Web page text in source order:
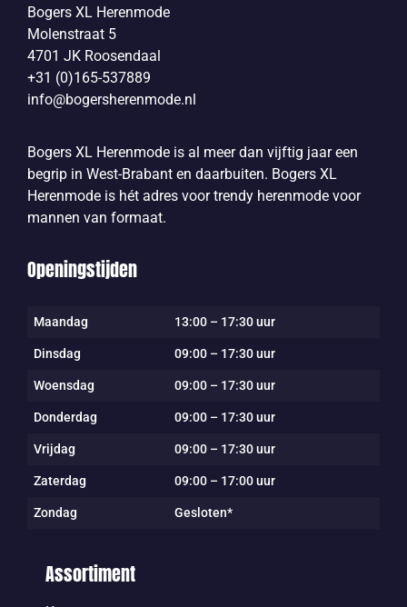
Bogers XL Herenmode
Molenstraat 5
4701 JK Roosendaal
+31 (0)165-537889
info@bogersherenmode.nl
Bogers XL Herenmode is al meer dan vijftig jaar een
begrip in West-Brabant en daarbuiten. Bogers XL
Herenmode is hét adres voor trendy herenmode voor
mannen van formaat.
Openingstijden
Maandag 13:00 – 17:30 uur
Dinsdag 09:00 – 17:30 uur
Woensdag 09:00 – 17:30 uur
Donderdag 09:00 – 17:30 uur
Vrijdag 09:00 – 17:30 uur
Zaterdag 09:00 – 17:00 uur
Zondag Gesloten*
Assortiment